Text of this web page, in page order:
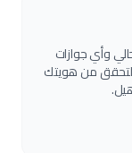
وأي جوازات
للتحقق من هويتك